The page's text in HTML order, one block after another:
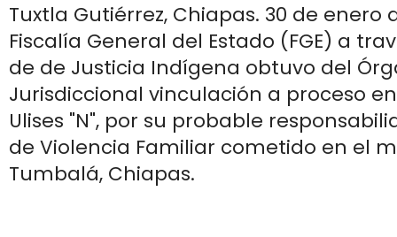
Tuxtla Gutiérrez, Chiapas. 30 de enero
Fiscalía General del Estado (FGE) a
de de Justicia Indígena obtuvo del
Jurisdiccional vinculación a proceso
Ulises "N", por su probable
de Violencia Familiar cometido en el
Tumbalá, Chiapas.